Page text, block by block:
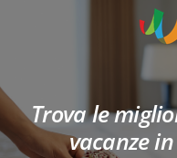
Trova le
vacanze